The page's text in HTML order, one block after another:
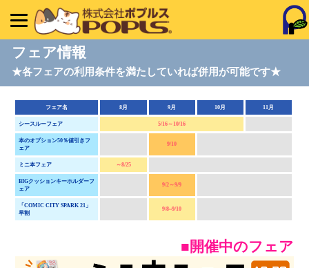
フェア情報
★各フェアの利用条件を満たしていれば併用が可能です★
フェア名 8月 9月 10月 11月
シースルーフェア 5/16～10/16
本のオプション50％値引きフ
ェア
9/10
ミニ本フェア ～8/25
BIGクッションキーホルダーフ
ェア
9/2～9/9
「COMIC CITY SPARK 21」
早割
9/8~9/10
■開催中のフェア